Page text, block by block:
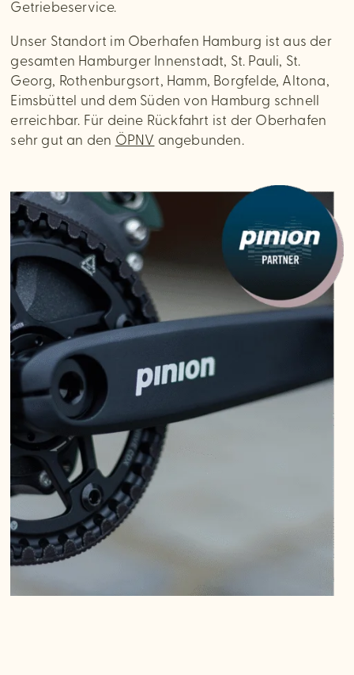
Getriebeservice.
Unser Standort im Oberhafen Hamburg ist aus der
gesamten Hamburger Innenstadt, St. Pauli, St.
Georg, Rothenburgsort, Hamm, Borgfelde, Altona,
Eimsbüttel und dem Süden von Hamburg schnell
erreichbar. Für deine Rückfahrt ist der Oberhafen
sehr gut an den ÖPNV angebunden.